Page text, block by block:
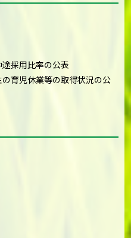
採用比率の公表
育児休業等の取得状況の公